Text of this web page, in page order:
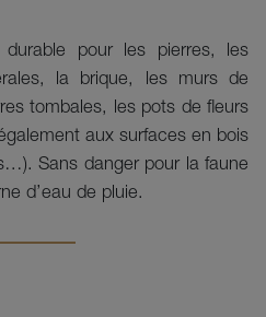
pour les pierres, les
la brique, les murs de
tombales, les pots de fleurs
aux surfaces en bois
Sans danger pour la faune
d’eau de pluie.